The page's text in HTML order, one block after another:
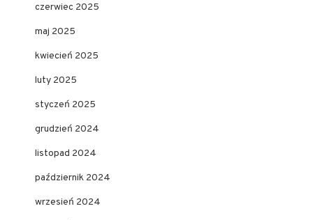
czerwiec 2025
maj 2025
kwiecień 2025
luty 2025
styczeń 2025
grudzień 2024
listopad 2024
październik 2024
wrzesień 2024